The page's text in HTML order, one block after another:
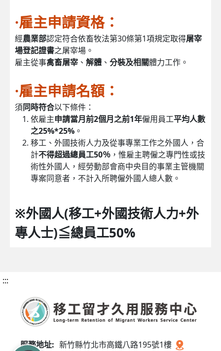
·雇主申請資格：
經農業部認定符合依畜牧法第30條第1項規定取得屠宰
場登記證書之屠宰場。
雇主從事禽畜屠宰 、 解體 、 分裝及相關體力工作。
·雇主申請名額：
須同時符合以下條件：
依雇主申請當月前2個月之前1年僱用員工平均人數
之25%*25% 。
移工、外國技術人力及從事專業工作之外國人，合
計不得超過總員工50％ ，惟雇主聘僱之專門性或技
術性外國人，經勞動部會商中央目的事業主管機關
專案同意者，不計入所聘僱外國人總人數。
※外國人(移工+外國技術人力+外
專人士)≦總員工50%
:::
服務地址: 新竹縣竹北市高鐵八路195號1樓